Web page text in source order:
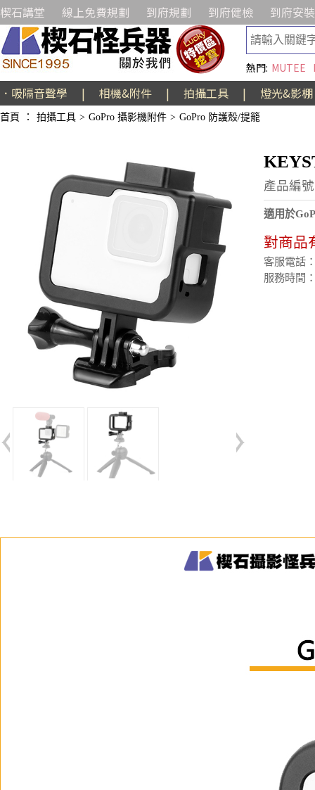
楔石講堂 線上免費規劃 到府規劃 到府健檢 到府安裝
熱門: MUTEE
．吸隔音聲學 | 相機&附件 | 拍攝工具 | 燈光&影棚
首頁 ： 拍攝工具 > GoPro 攝影機附件 > GoPro 防護殼/提籠
產品編
適用於
對商品
客服電話
服務時間